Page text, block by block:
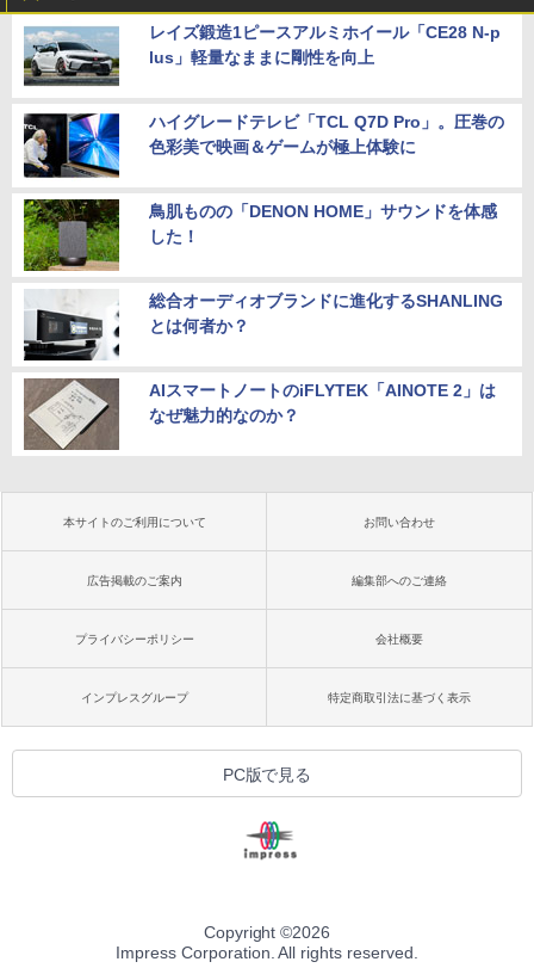
レイズ鍛造1ピースアルミホイール「CE28 N-p
lus」軽量なままに剛性を向上
ハイグレードテレビ「TCL Q7D Pro」。圧巻の
色彩美で映画＆ゲームが極上体験に
鳥肌ものの「DENON HOME」サウンドを体感
した！
総合オーディオブランドに進化するSHANLING
とは何者か？
AIスマートノートのiFLYTEK「AINOTE 2」は
なぜ魅力的なのか？
本サイトのご利用について お問い合わせ
広告掲載のご案内 編集部へのご連絡
プライバシーポリシー 会社概要
インプレスグループ 特定商取引法に基づく表示
PC版で見る
Copyright ©2026
Impress Corporation. All rights reserved.